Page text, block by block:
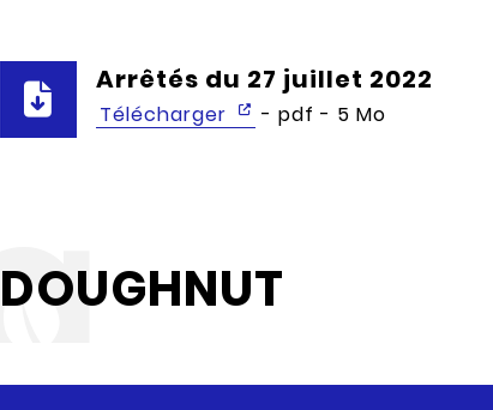
Arrêtés du 27 juillet 2022
Télécharger - pdf - 5 Mo
DOUGHNUT